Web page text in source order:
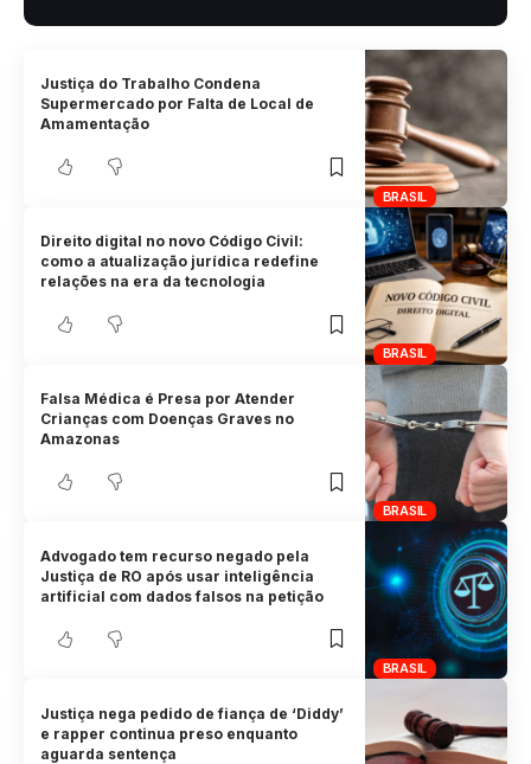
BRASIL
Justiça do Trabalho Condena
Supermercado por Falta de Local de
Amamentação
BRASIL
Direito digital no novo Código Civil:
como a atualização jurídica redefine
relações na era da tecnologia
BRASIL
Falsa Médica é Presa por Atender
Crianças com Doenças Graves no
Amazonas
BRASIL
Advogado tem recurso negado pela
Justiça de RO após usar inteligência
artificial com dados falsos na petição
Justiça nega pedido de fiança de ‘Diddy’
e rapper continua preso enquanto
aguarda sentença